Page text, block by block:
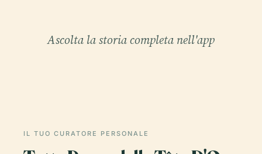
Ascolta la storia completa nell'app
IL TUO CURATORE PERSONALE